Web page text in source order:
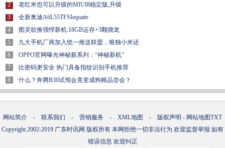
2
3
4
5
6
7
8
·老红米也可以升级的MIUI8稳定版,升级
·全新奥迪A6L55TFSIequattr
·图灵欲推强悍新机:18GB运存+3颗骁龙
·九大手机厂商加入统一推送联盟，唯独小米还
·OPPO官网曝光神秘新系列：“神秘新机”
·比密码更安全 热门具备指纹识别手机推荐
·什么？奔腾B30试驾会竟变成狗粮品尝会？
网站简介 - 联系我们 - 营销服务 - XML地图 - 版权声明 - 网站地图TXT
Copyright.2002-2019 广东时讯网 版权所有 本网拒绝一切非法行为 欢迎监督举报 如有
错误信息 欢迎纠正